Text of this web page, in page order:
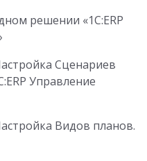
решении «1С:ERP
Сценариев
Управление
Видов планов.